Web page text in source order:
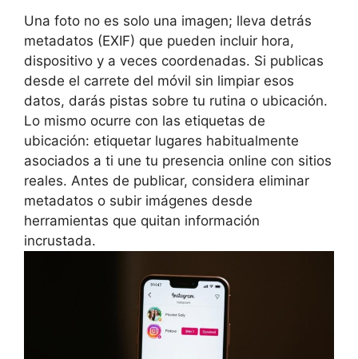
Una foto no es solo una imagen; lleva detrás
metadatos (EXIF) que pueden incluir hora,
dispositivo y a veces coordenadas. Si publicas
desde el carrete del móvil sin limpiar esos
datos, darás pistas sobre tu rutina o ubicación.
Lo mismo ocurre con las etiquetas de
ubicación: etiquetar lugares habitualmente
asociados a ti une tu presencia online con sitios
reales. Antes de publicar, considera eliminar
metadatos o subir imágenes desde
herramientas que quitan información
incrustada.